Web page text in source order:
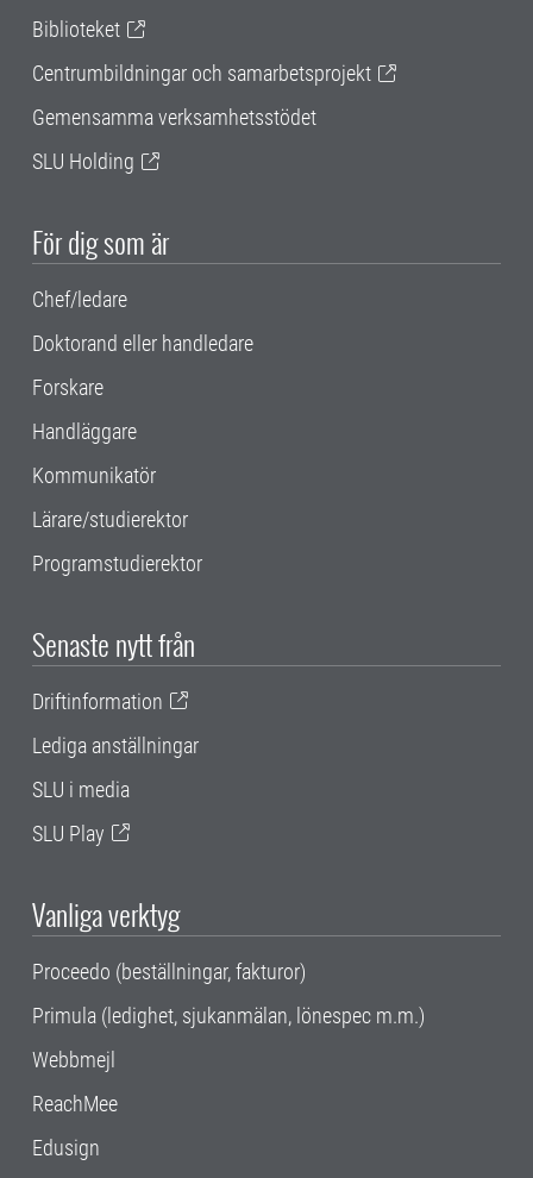
Biblioteket
Centrumbildningar och samarbetsprojekt
Gemensamma verksamhetsstödet
SLU Holding
För dig som är
Chef/ledare
Doktorand eller handledare
Forskare
Handläggare
Kommunikatör
Lärare/studierektor
Programstudierektor
Senaste nytt från
Driftinformation
Lediga anställningar
SLU i media
SLU Play
Vanliga verktyg
Proceedo (beställningar, fakturor)
Primula (ledighet, sjukanmälan, lönespec m.m.)
Webbmejl
ReachMee
Edusign